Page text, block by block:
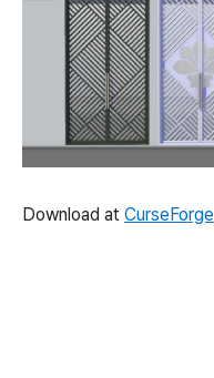
Download at CurseForge